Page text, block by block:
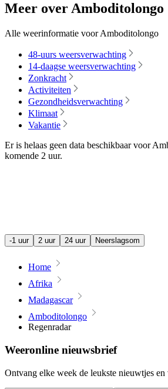
Meer over Amboditolongo
Alle weerinformatie voor Amboditolongo
48-uurs weersverwachting
14-daagse weersverwachting
Zonkracht
Activiteiten
Gezondheidsverwachting
Klimaat
Vakantie
Er is helaas geen data beschikbaar voor
komende 2 uur.
-1 uur 2 uur 24 uur Neerslagsom
Home
Afrika
Madagascar
Amboditolongo
Regenradar
Weeronline nieuwsbrief
Ontvang elke week de leukste nieuwtjes